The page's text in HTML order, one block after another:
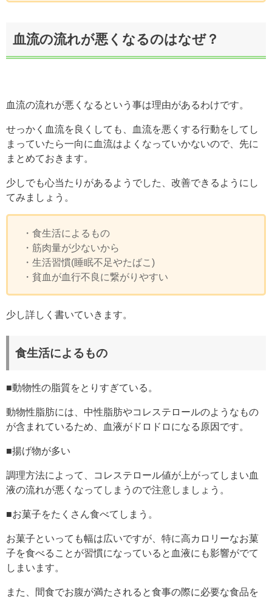
血流の流れが悪くなるのはなぜ？
血流の流れが悪くなるという事は理由があるわけです。
せっかく血流を良くしても、血流を悪くする行動をしてし
まっていたら一向に血流はよくなっていかないので、先に
まとめておきます。
少しでも心当たりがあるようでした、改善できるようにし
てみましょう。
・食生活によるもの
・筋肉量が少ないから
・生活習慣(睡眠不足やたばこ )
・貧血が血行不良に繋がりやすい
少し詳しく書いていきます。
食生活によるもの
■動物性の脂質をとりすぎている。
動物性脂肪には、中性脂肪やコレステロールのようなもの
が含まれているため、血液がドロドロになる原因です。
■揚げ物が多い
調理方法によって、コレステロール値が上がってしまい血
液の流れが悪くなってしまうので注意しましょう。
■お菓子をたくさん食べてしまう。
お菓子といっても幅は広いですが、特に高カロリーなお菓
子を食べることが習慣になっていると血液にも影響がでて
しまいます。
また、間食でお腹が満たされると食事の際に必要な食品を